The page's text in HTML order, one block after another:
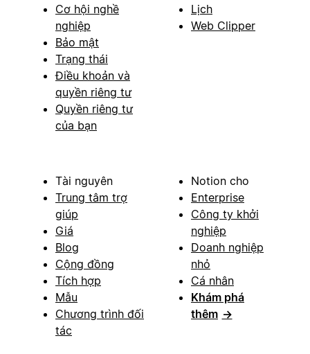
Cơ hội nghề
nghiệp
Bảo mật
Trạng thái
Điều khoản và
quyền riêng tư
Quyền riêng tư
của bạn
Lịch
Web Clipper
Tài nguyên
Trung tâm trợ
giúp
Giá
Blog
Cộng đồng
Tích hợp
Mẫu
Chương trình đối
tác
Notion cho
Enterprise
Công ty khởi
nghiệp
Doanh nghiệp
nhỏ
Cá nhân
Khám phá
thêm →